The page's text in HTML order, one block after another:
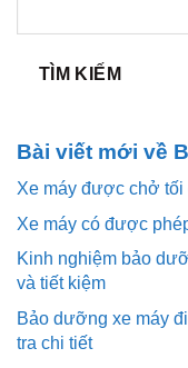
TÌM KIẾM
Bài viết mới về
Xe máy được chở
Xe máy có được
Kinh nghiệm bảo
và tiết kiệm
Bảo dưỡng xe máy
tra chi tiết